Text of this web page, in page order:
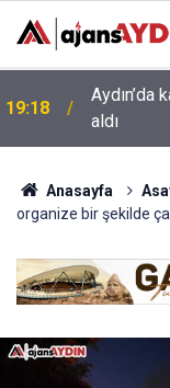
17:34 Aydın’da
Anasayfa
organize bir şekilde